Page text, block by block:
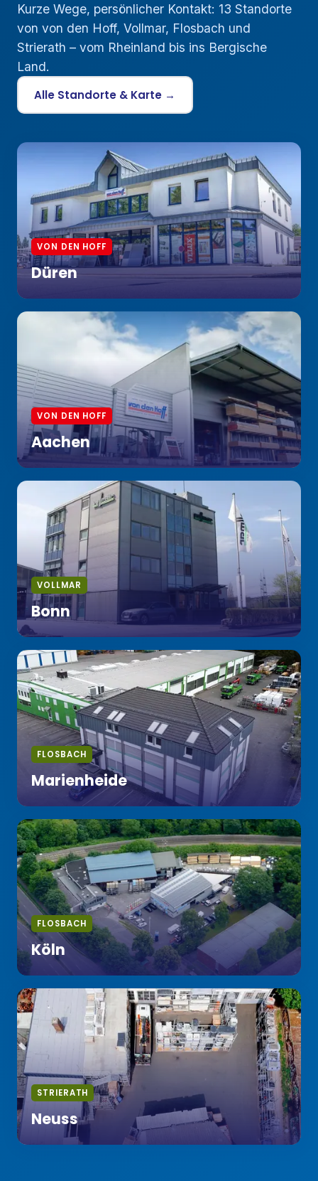
Kurze Wege, persönlicher Kontakt: 13 Standorte
von von den Hoff, Vollmar, Flosbach und
Strierath – vom Rheinland bis ins Bergische
Land.
Alle Standorte & Karte →
VON DEN HOFF
Düren
VON DEN HOFF
Aachen
VOLLMAR
Bonn
FLOSBACH
Marienheide
FLOSBACH
Köln
STRIERATH
Neuss